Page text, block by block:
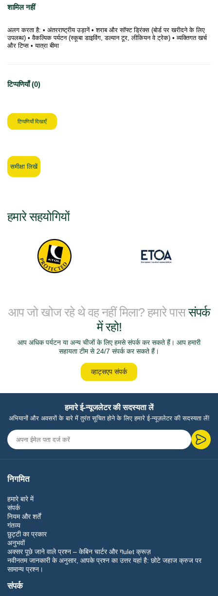
शामिल नहीं
अलग करता है: • अंतरराष्ट्रीय उड़ानें • शराब और सॉफ्ट ड्रिंक्स (बोर्ड पर खरीदने के लिए
उपलब्ध) • वैकल्पिक पर्यटन (स्कूबा डाइविंग, डल्यान टूर, लीकियन वे ट्रेक) • व्यक्तिगत खर्च
और टिप्स • यात्रा बीमा
टिप्पणियाँ (0)
टिप्पणियाँ दिखाएँ
समीक्षा लिखें
हमारे सहयोगियों
आप जो खोज रहे थे वह नहीं मिला? हमारे पाससंपर्क
में रहो!
आप अधिक पर्यटन या अन्य चीजों के लिए हमसे संपर्क कर सकते हैं। आप हमारी
सहायता टीम से 24/7 संपर्क कर सकते हैं।
व्हाट्सएप संपर्क
हमारे ई-न्यूजलेटर की सदस्यता लें
अभियानों और अवसरों के बारे में तुरंत सूचित होने के लिए हमारे ई-न्यूज़लेटर की सदस्यता लें!
निगमित
हमारे बारे में
संपर्क
नियम और शर्तें
गंतव्य
छुट्टी का प्रकार
अनुभवों
अक्सर पूछे जाने वाले प्रश्न – केबिन चार्टर और गulet क्रूज़
नवीनतम जानकारी के अनुसार, आपके प्रश्न का उत्तर यहां है: छोटे जहाज क्रुज पर
सामान्य प्रश्न।
संपर्क